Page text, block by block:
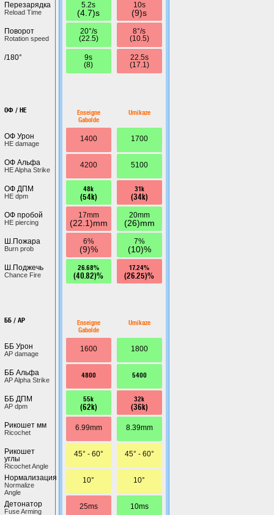
Перезарядка
Reload Time
Поворот
Rotation speed
/180°
ОФ / HE
ОФ Урон
HE damage
ОФ Альфа
HE Alpha Strike
ОФ ДПМ
HE dpm
ОФ пробой
HE piercing
Ш.Пожара
Burn prob
Ш.Поджечь
Chance Fire
ББ / AP
ББ Урон
AP damage
ББ Альфа
AP Alpha Strike
ББ ДПМ
AP dpm
Рикошет мм
Ricochet
Рикошет
углы
Ricochet Angle
Нормализация
Normalize
Angle
Детонатор
Fuse Arming
5.2s
(4.7)s
20°/s
(22.5)
9s
(8)
Enseigne
Gabolde
1400
4200
48k
(54k)
17mm
(22.1)mm
6%
(9)%
26.68%
(40.82)%
Enseigne
Gabolde
1600
4800
55k
(62k)
6.99mm
45° - 60°
10°
25ms
10s
(9)s
8°/s
(10.5)
22.5s
(17.1)
Umikaze
1700
5100
31k
(34k)
20mm
(26)mm
7%
(10)%
17.24%
(26.25)%
Umikaze
1800
5400
32k
(36k)
8.39mm
45° - 60°
10°
10ms